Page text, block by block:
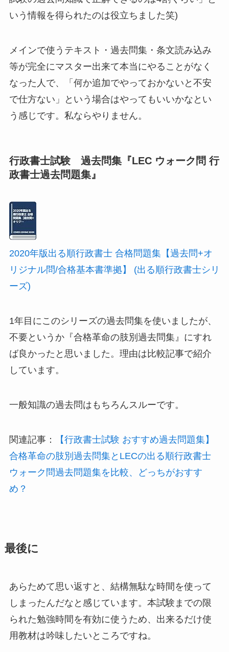
いう情報を得られたのは役立ちました笑)
メインで使うテキスト・過去問集・条文読み込み
等が完全にマスター出来て本当にやることがなく
なった人で、「何か追加でやっておかないと不安
で仕方ない」という場合はやってもいいかなとい
う感じです。私ならやりません。
行政書士試験 過去問集『LEC ウォーク問 行
政書士過去問題集』
2020年版出る順行政書士 合格問題集【過去問+オ
リジナル問/合格基本書準拠】 (出る順行政書士シリ
ーズ)
1年目にこのシリーズの過去問集を使いましたが、
不要というか『合格革命の肢別過去問集』にすれ
ば良かったと思いました。理由は比較記事で紹介
しています。
一般知識の過去問はもちろんスルーです。
関連記事：
【行政書士試験 おすすめ過去問題集】
合格革命の肢別過去問集とLECの出る順行政書士
ウォーク問過去問題集を比較、どっちがおすす
め？
最後に
あらためて思い返すと、結構無駄な時間を使って
しまったんだなと感じています。本試験までの限
られた勉強時間を有効に使うため、出来るだけ使
用教材は吟味したいところですね。